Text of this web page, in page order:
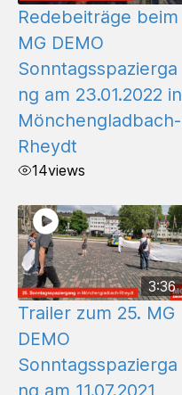
Redebeiträge beim
MG DEMO
Sonntagsspazierga
ng am 23.01.2022 in
Mönchengladbach-
Rheydt
14views
3:36
Trailer zum 25. MG
DEMO
Sonntagsspazierga